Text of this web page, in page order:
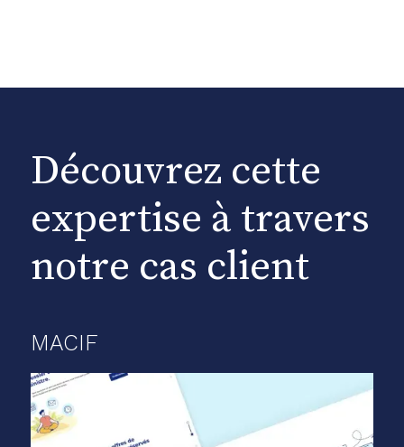
MACIF
Découvrez cette
expertise à travers
notre cas client